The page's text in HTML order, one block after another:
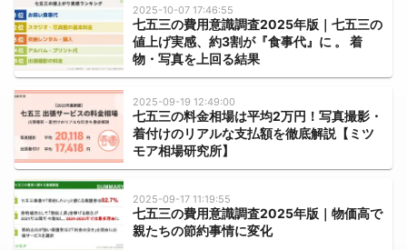
毛虫・チャドクガ駆除
コウモリ駆除
クモ駆除
ハクビシン・アライグマ・狸・イタチ駆除
ムカデ・ヤスデ・ゲジゲジ駆除
水のトラブル
水道のつまり修理
浄水器の取付・交換
水道蛇口交換
2025-10-07 17:46:55
七五三の費用意識調査2025年版｜七五三の
値上げ実感、約3割が『食事代』に 。 着
物・写真を上回る結果
2025-09-19 12:49:00
七五三の料金相場は平均2万円！写真撮影・
着付けのリアルな支払額を徹底解説【ミツ
モア相場研究所】
2025-09-17 11:19:55
七五三の費用意識調査2025年版｜物価高で
親たちの節約事情に変化